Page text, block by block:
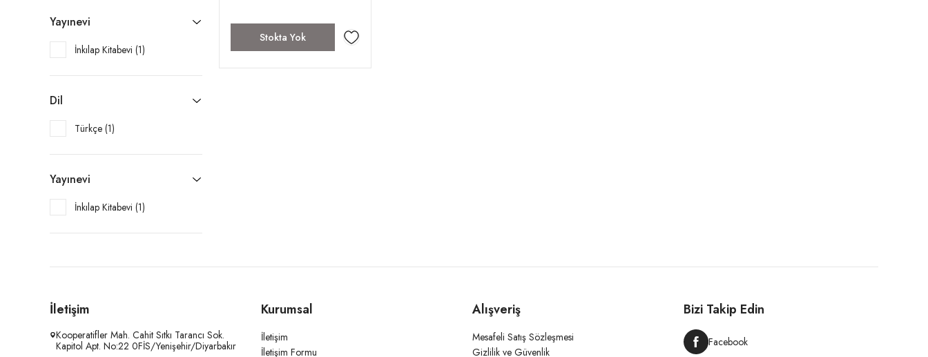
Yayınevi
İnkılap Kitabevi (1)
Dil
Türkçe (1)
Yayınevi
İnkılap Kitabevi (1)
Stokta Yok
İletişim
Kooperatifler Mah. Cahit Sıtkı Tarancı Sok.
Kapitol Apt. No:22 0FİS/Yenişehir/Diyarbakır
Kurumsal
İletişim
İletişim Formu
Alışveriş
Mesafeli Satış Sözleşmesi
Gizlilik ve Güvenlik
Bizi Takip Edin
Facebook